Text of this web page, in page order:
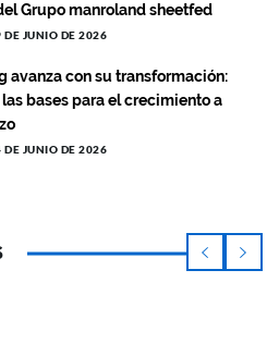
Grupo manroland sheetfed
DE JUNIO DE 2026
avanza con su transformación:
bases para el crecimiento a
DE JUNIO DE 2026